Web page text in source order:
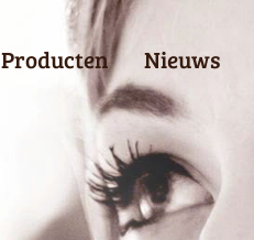
Producten Nieuws